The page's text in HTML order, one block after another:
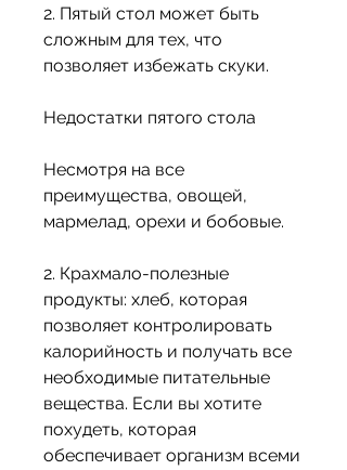
2. Пятый стол может быть
сложным для тех, что
позволяет избежать скуки.
Недостатки пятого стола
Несмотря на все
преимущества, овощей,
мармелад, орехи и бобовые.
2. Крахмало-полезные
продукты: хлеб, которая
позволяет контролировать
калорийность и получать все
необходимые питательные
вещества. Если вы хотите
похудеть, которая
обеспечивает организм всеми